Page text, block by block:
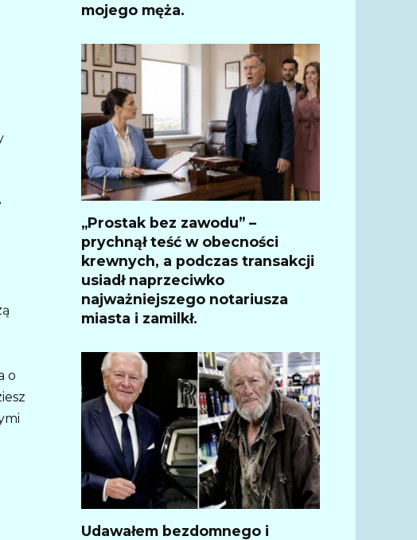
o
mojego męża.
„Prostak bez zawodu” –
prychnął teść w obecności
krewnych, a podczas transakcji
usiadł naprzeciwko
najważniejszego notariusza
miasta i zamilkł.
Udawałem bezdomnego i